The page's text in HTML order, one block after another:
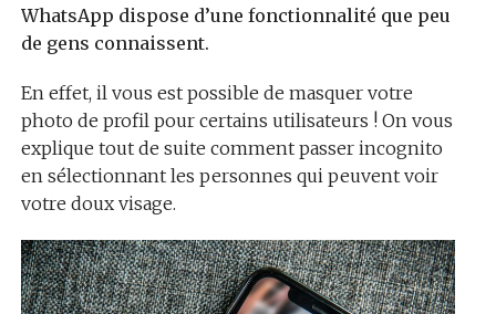
WhatsApp dispose d’une fonctionnalité que peu
de gens connaissent.
En effet, il vous est possible de masquer votre
photo de profil pour certains utilisateurs ! On vous
explique tout de suite comment passer incognito
en sélectionnant les personnes qui peuvent voir
votre doux visage.